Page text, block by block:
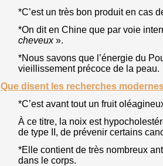
*C’est un très bon produit en cas
*On dit en Chine que par voie
cheveux».
*Nous savons que l’énergie du
vieillissement précoce de la peau.
Que disent les recherches
*C’est avant tout un fruit
À ce titre, la noix est
de type II, de prévenir certains
*Elle contient de très nombreux
dans le corps.